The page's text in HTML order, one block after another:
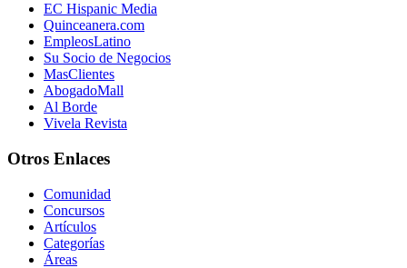
EC Hispanic Media
Quinceanera.com
EmpleosLatino
Su Socio de Negocios
MasClientes
AbogadoMall
Al Borde
Vivela Revista
Otros Enlaces
Comunidad
Concursos
Artículos
Categorías
Áreas